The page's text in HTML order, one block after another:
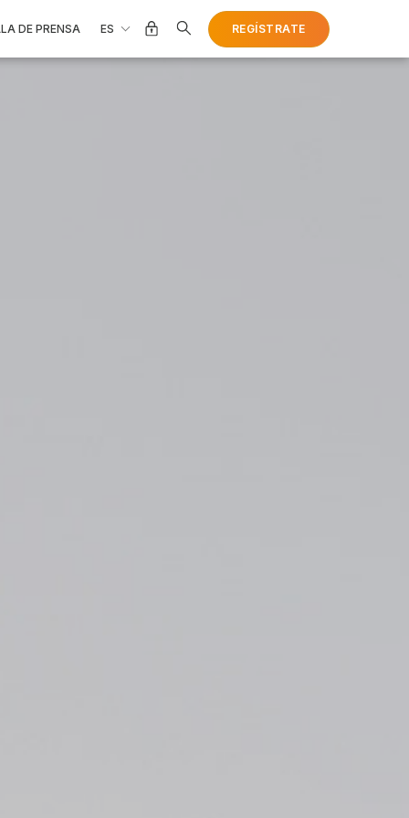
DE PRENSA ES REGÍSTRATE